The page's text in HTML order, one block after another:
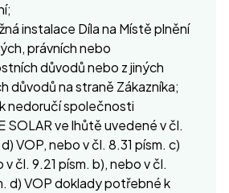
instalace Díla na Místě plnění
právních nebo
důvodů nebo z jiných
důvodů na straně Zákazníka;
nedoručí společnosti
SOLAR ve lhůtě uvedené v čl.
VOP, nebo v čl. 8.31 písm. c)
v čl. 9.21 písm. b), nebo v čl.
d) VOP doklady potřebné k